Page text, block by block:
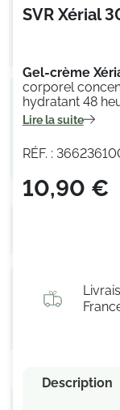
SVR Xérial
Gel-crème
corporel
hydratant 48
Lire la suite
RÉF. :
10,90 €
Description